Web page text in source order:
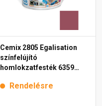
Cemix 2805 Egalisation
színfelújító
homlokzatfesték 6359
Rendelésre